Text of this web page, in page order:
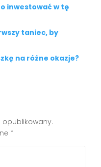
inwestować w tę
taniec, by
na różne okazje?
opublikowany.
*